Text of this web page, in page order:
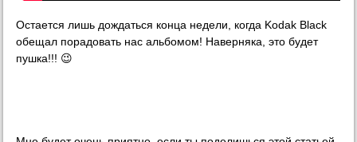
Остается лишь дождаться конца недели, когда Kodak Black
обещал порадовать нас альбомом! Наверняка, это будет
пушка!!! 😉